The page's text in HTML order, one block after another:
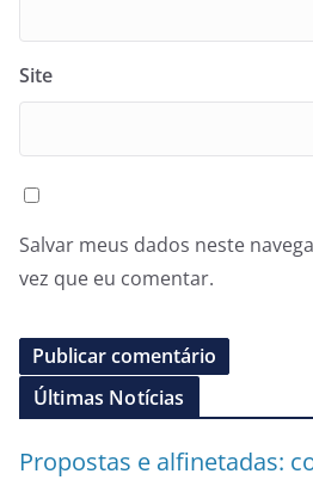
Site
Salvar meus dados neste
vez que eu comentar.
Últimas Notícias
Propostas e alfinetadas: